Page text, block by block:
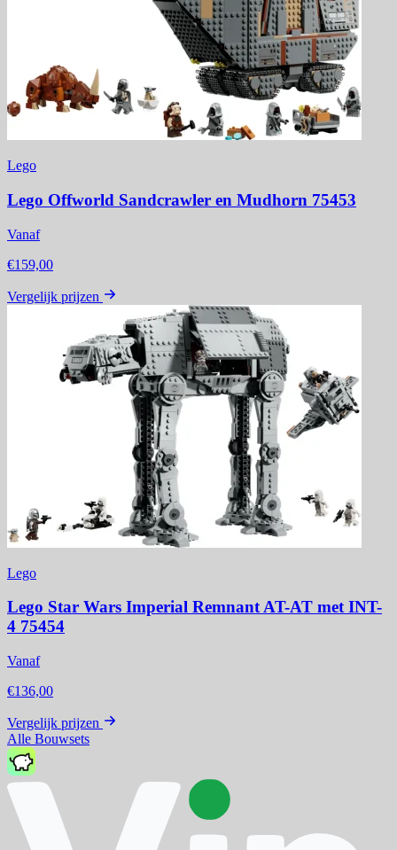
Lego
Lego Offworld Sandcrawler en Mudhorn 75453
Vanaf
€159,00
Vergelijk prijzen
Lego
Lego Star Wars Imperial Remnant AT-AT met INT-
4 75454
Vanaf
€136,00
Vergelijk prijzen
Alle Bouwsets